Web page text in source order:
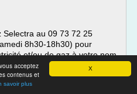
X
acceptez
contenus et
savoir plus
Selectra au 09 73 72 25
8h30-18h30) pour
et/ou de gaz à votre nom
fournisseur alternatif.
géré par la société
vos démarches de